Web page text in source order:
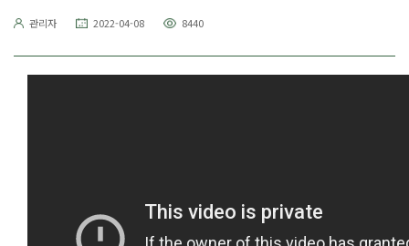
관리자 2022-04-08 8440